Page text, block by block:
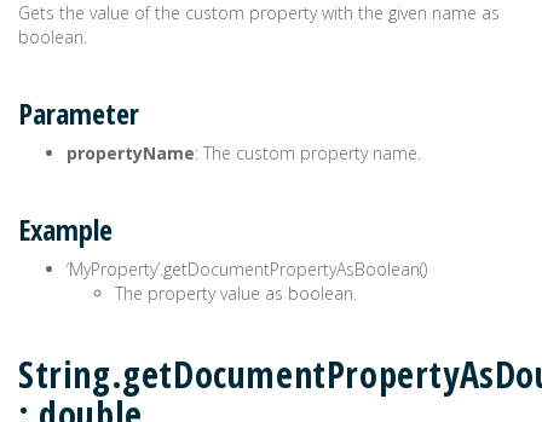
Gets the value of the custom property with the given name as
boolean.
Parameter
propertyName: The custom property name.
Example
‘MyProperty’.getDocumentPropertyAsBoolean()
The property value as boolean.